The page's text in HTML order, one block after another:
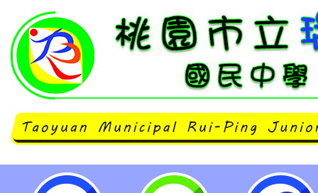
桃園市「營養午餐亮點食譜」計畫